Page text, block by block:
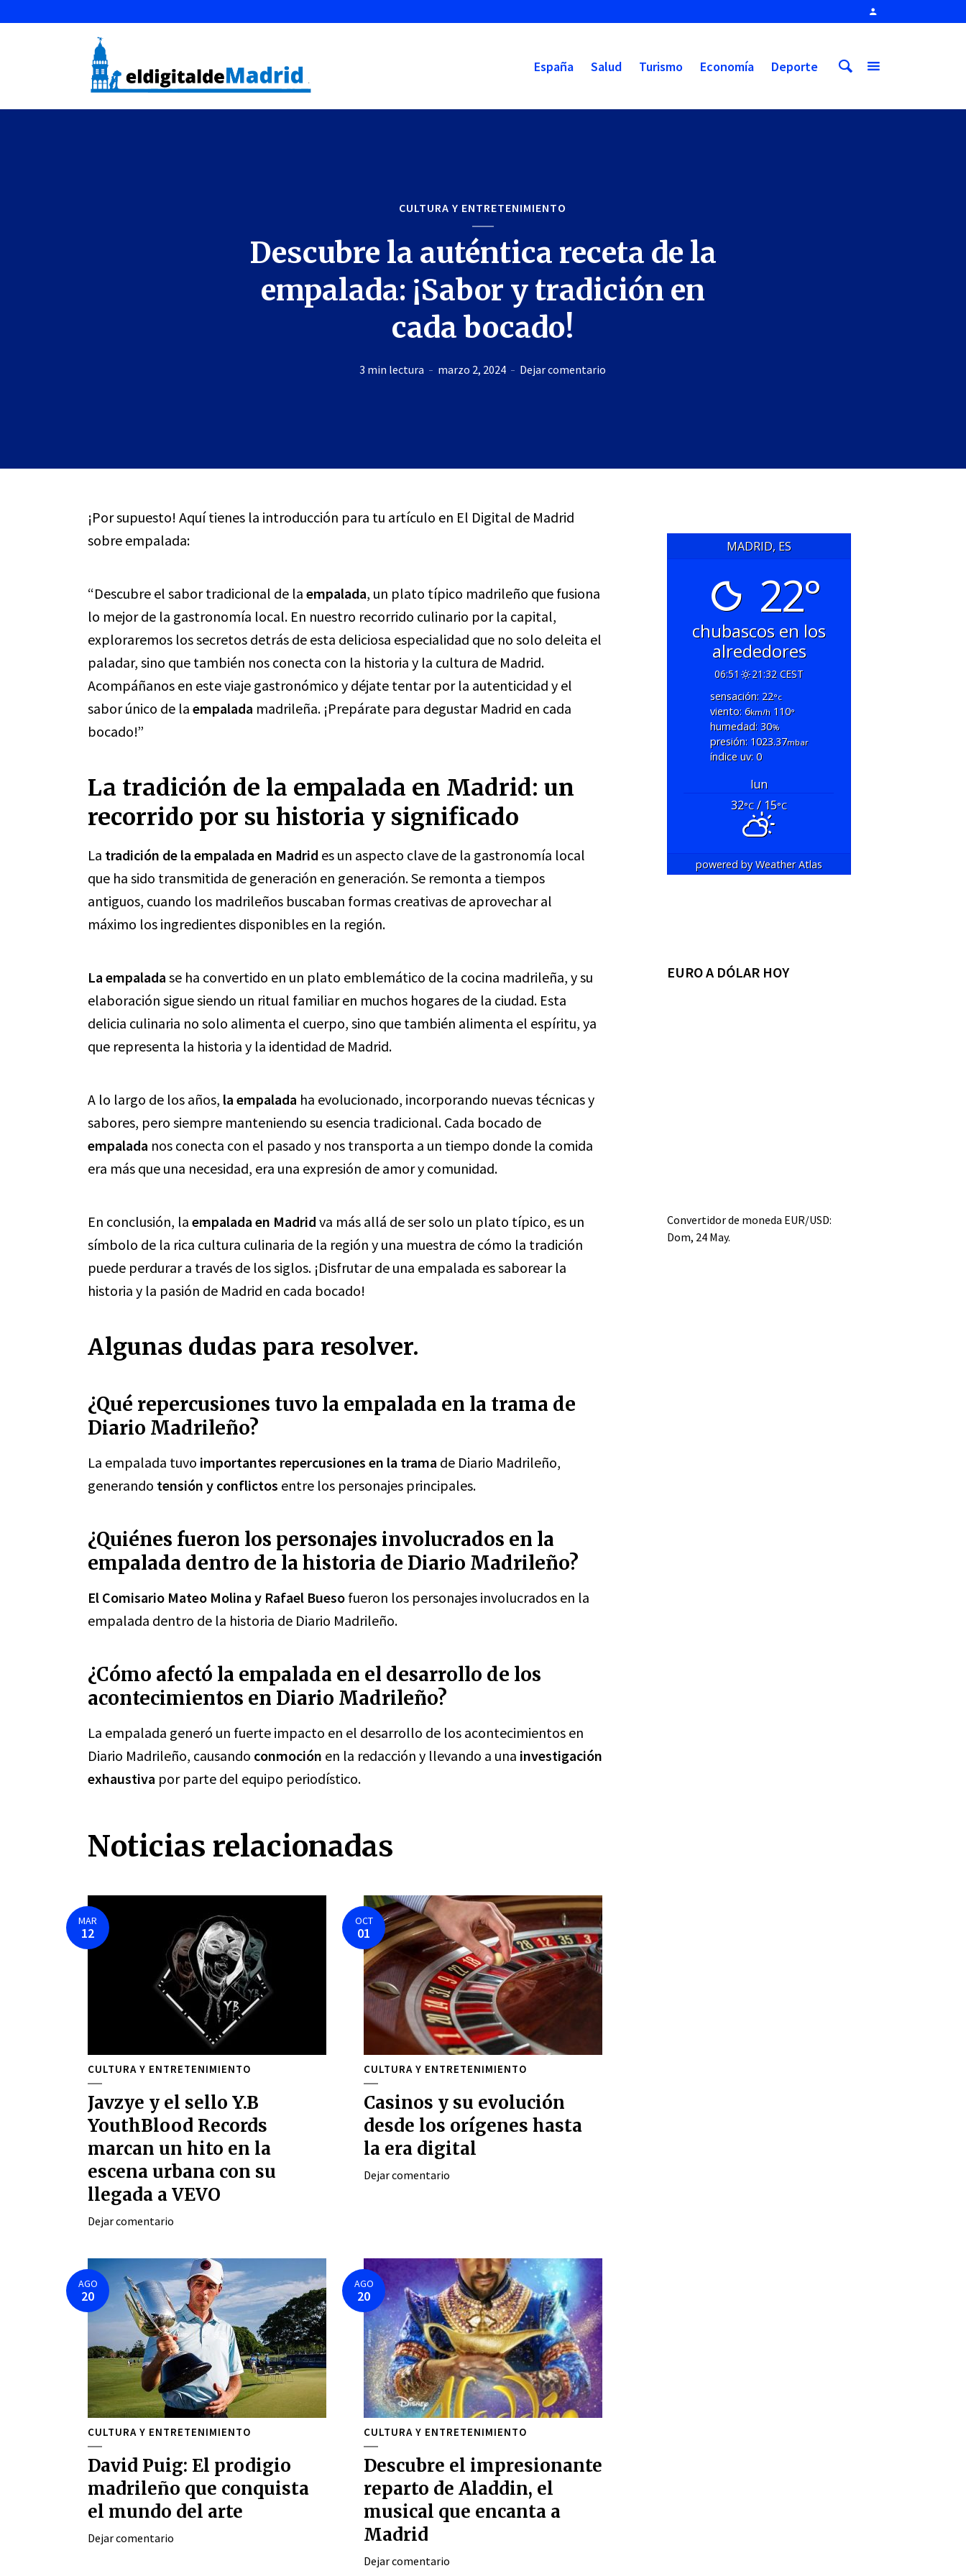
España Salud Turismo Economía Deporte
CULTURA Y ENTRETENIMIENTO
Descubre la auténtica receta de la
empalada: ¡Sabor y tradición en
cada bocado!
3 min lectura marzo 2, 2024 Dejar comentario
¡Por supuesto! Aquí tienes la introducción para tu artículo en El Digital de Madrid
sobre empalada:
“Descubre el sabor tradicional de la empalada, un plato típico madrileño que fusiona
lo mejor de la gastronomía local. En nuestro recorrido culinario por la capital,
exploraremos los secretos detrás de esta deliciosa especialidad que no solo deleita el
paladar, sino que también nos conecta con la historia y la cultura de Madrid.
Acompáñanos en este viaje gastronómico y déjate tentar por la autenticidad y el
sabor único de la empalada madrileña. ¡Prepárate para degustar Madrid en cada
bocado!”
La tradición de la empalada en Madrid: un
recorrido por su historia y significado
La tradición de la empalada en Madrid es un aspecto clave de la gastronomía local
que ha sido transmitida de generación en generación. Se remonta a tiempos
antiguos, cuando los madrileños buscaban formas creativas de aprovechar al
máximo los ingredientes disponibles en la región.
La empalada se ha convertido en un plato emblemático de la cocina madrileña, y su
elaboración sigue siendo un ritual familiar en muchos hogares de la ciudad. Esta
delicia culinaria no solo alimenta el cuerpo, sino que también alimenta el espíritu, ya
que representa la historia y la identidad de Madrid.
A lo largo de los años, la empalada ha evolucionado, incorporando nuevas técnicas y
sabores, pero siempre manteniendo su esencia tradicional. Cada bocado de
empalada nos conecta con el pasado y nos transporta a un tiempo donde la comida
era más que una necesidad, era una expresión de amor y comunidad.
En conclusión, la empalada en Madrid va más allá de ser solo un plato típico, es un
símbolo de la rica cultura culinaria de la región y una muestra de cómo la tradición
puede perdurar a través de los siglos. ¡Disfrutar de una empalada es saborear la
historia y la pasión de Madrid en cada bocado!
Algunas dudas para resolver.
¿Qué repercusiones tuvo la empalada en la trama de
Diario Madrileño?
La empalada tuvo importantes repercusiones en la trama de Diario Madrileño,
generando tensión y conflictos entre los personajes principales.
¿Quiénes fueron los personajes involucrados en la
empalada dentro de la historia de Diario Madrileño?
El Comisario Mateo Molina y Rafael Bueso fueron los personajes involucrados en la
empalada dentro de la historia de Diario Madrileño.
¿Cómo afectó la empalada en el desarrollo de los
acontecimientos en Diario Madrileño?
La empalada generó un fuerte impacto en el desarrollo de los acontecimientos en
Diario Madrileño, causando conmoción en la redacción y llevando a una investigación
exhaustiva por parte del equipo periodístico.
Noticias relacionadas
MAR
12
CULTURA Y ENTRETENIMIENTO
Javzye y el sello Y.B
YouthBlood Records
marcan un hito en la
escena urbana con su
llegada a VEVO
Dejar comentario
OCT
01
CULTURA Y ENTRETENIMIENTO
Casinos y su evolución
desde los orígenes hasta
la era digital
Dejar comentario
AGO
20
CULTURA Y ENTRETENIMIENTO
David Puig: El prodigio
madrileño que conquista
el mundo del arte
Dejar comentario
AGO
20
CULTURA Y ENTRETENIMIENTO
Descubre el impresionante
reparto de Aladdin, el
musical que encanta a
Madrid
Dejar comentario
MADRID, ES
22°
chubascos en los
alrededores
06:51
21:32 CEST
sensación: 22°c
viento: 6km/h110°
humedad: 30%
presión: 1023.37mbar
índice uv: 0
lun
32°C/ 15°C
powered byWeather Atlas
EURO A DÓLAR HOY
Convertidor de moneda EUR/USD:
Dom, 24 May.